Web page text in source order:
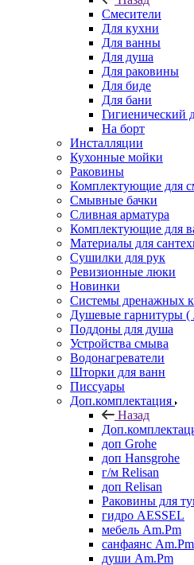
Смесители
Для кухни
Для ванны
Для душа
Для раковины
Для биде
Для бани
Гигиенический
На борт
Инсталляции
Кухонные мойки
Раковины
Комплектующие для
Смывные бачки
Сливная арматура
Комплектующие для
Материалы для
Сушилки для рук
Ревизионные люки
Новинки
Системы дренажных
Душевые гарнитуры
Поддоны для душа
Устройства смыва
Водонагреватели
Шторки для ванн
Писсуары
Доп.комплектация
Назад
доп Grohe
доп Hansgrohe
г/м Relisan
доп Relisan
Раковины для
гидро AESSEL
мебель Am.Pm
санфаянс Am.Pm
души Am.Pm